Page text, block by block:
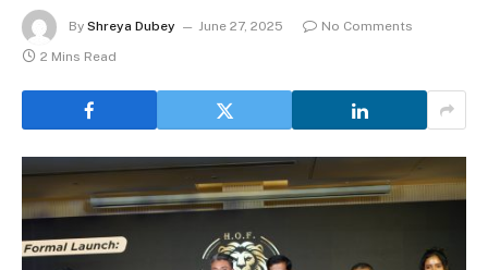
By Shreya Dubey June 27, 2025
No Comments
2 Mins Read